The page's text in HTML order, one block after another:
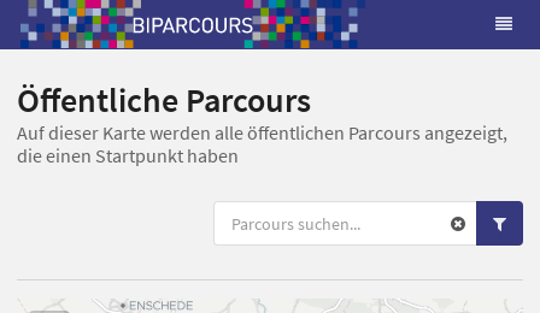
Öffentliche Parcours
Auf dieser Karte werden alle öffentlichen Parcours angezeigt,
die einen Startpunkt haben